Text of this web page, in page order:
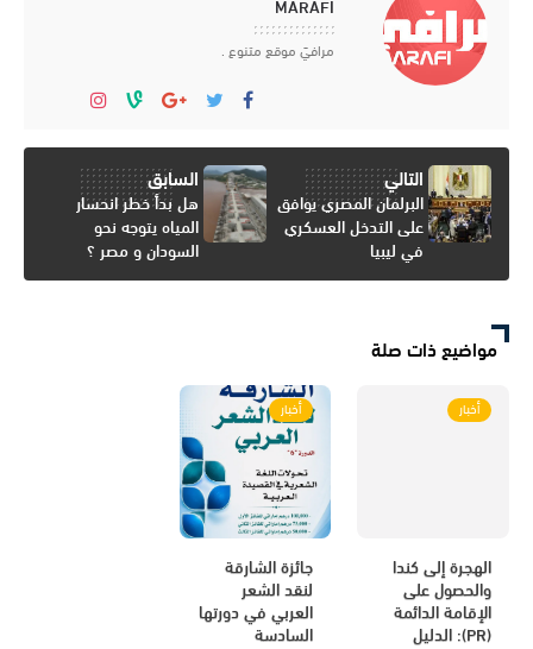
MARAFI
مرافيَ موقع متنوع .
التالي
البرلمان المصري يوافق
على التدخل العسكري
في ليبيا
السابق
هل بدأ خطر انحسار
المياه يتوجه نحو
السودان و مصر ؟
مواضيع ذات صلة
أخبار
الهجرة إلى كندا
والحصول على
الإقامة الدائمة
(PR): الدليل
أخبار
جائزة الشارقة
لنقد الشعر
العربي في دورتها
السادسة